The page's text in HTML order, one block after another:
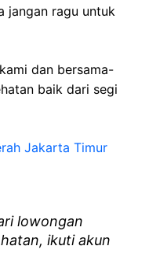
jangan ragu untuk
dan bersama-
baik dari segi
Jakarta Timur
lowongan
ikuti akun